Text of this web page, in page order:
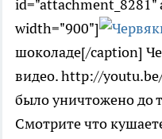
id="attachment_8281"
width="900"]
шоколаде[/caption]
видео. http://
было уничтожено до
Смотрите что